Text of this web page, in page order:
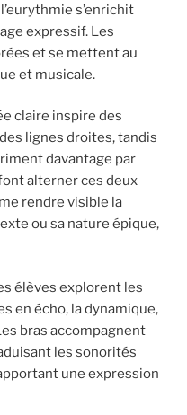
s’enrichit
expressif. Les
et se mettent au
et musicale.
claire inspire des
lignes droites, tandis
davantage par
alterner ces deux
rendre visible la
ou sa nature épique,
élèves explorent les
en écho, la dynamique,
bras accompagnent
les sonorités
une expression